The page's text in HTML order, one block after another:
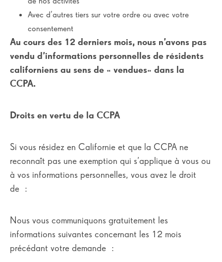
Avec d’autres tiers sur votre ordre ou avec votre
consentement
Au cours des 12 derniers mois, nous n’avons pas
vendu d’informations personnelles de résidents
californiens au sens de « vendues» dans la
CCPA.
Droits en vertu de la CCPA
Si vous résidez en Californie et que la CCPA ne
reconnaît pas une exemption qui s’applique à vous ou
à vos informations personnelles, vous avez le droit
de :
Nous vous communiquons gratuitement les
informations suivantes concernant les 12 mois
précédant votre demande :